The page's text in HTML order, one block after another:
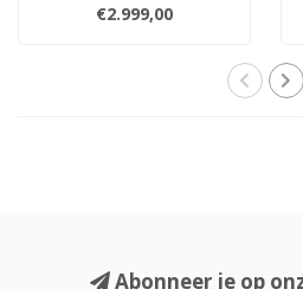
Current Feedback-to..
€2.999,00
Abonneer je op